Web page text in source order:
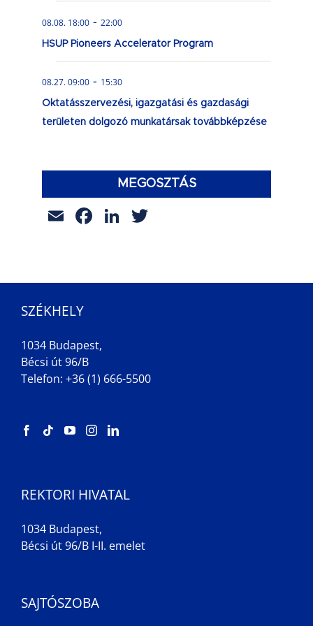
08.08. 18:00 - 22:00
HSUP Pioneers Accelerator Program
08.27. 09:00 - 15:30
Oktatásszervezési, igazgatási és gazdasági
területen dolgozó munkatársak továbbképzése
MEGOSZTÁS
EmailFacebook
LinkedIn
SZÉKHELY
1034 Budapest,
Bécsi út 96/B
Telefon: +36 (1) 666-5500
REKTORI HIVATAL
1034 Budapest,
Bécsi út 96/B I-II. emelet
SAJTÓSZOBA